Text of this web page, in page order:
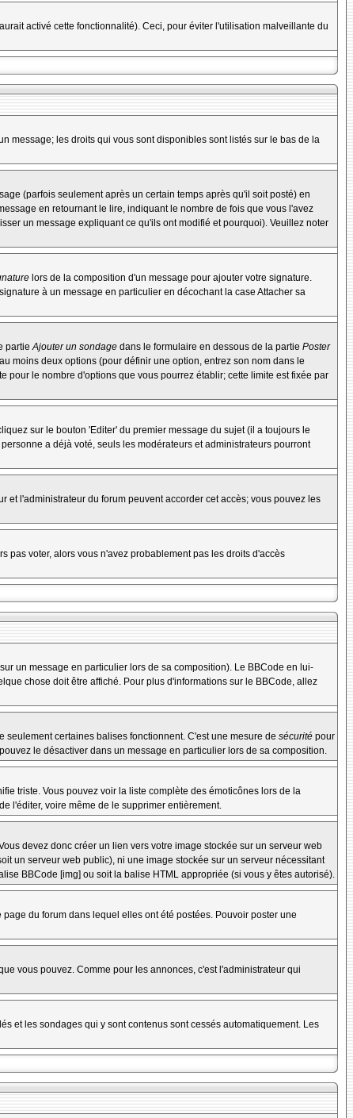
activé cette fonctionnalité). Ceci, pour éviter l'utilisation malveillante du
message; les droits qui vous sont disponibles sont listés sur le bas de la
(parfois seulement après un certain temps après qu'il soit posté) en
en retournant le lire, indiquant le nombre de fois que vous l'avez
un message expliquant ce qu'ils ont modifié et pourquoi). Veuillez noter
lors de la composition d'un message pour ajouter votre signature.
à un message en particulier en décochant la case Attacher sa
partieAjouter un sondage dans le formulaire en dessous de la partie Poster
moins deux options (pour définir une option, entrez son nom dans le
pour le nombre d'options que vous pourrez établir; cette limite est fixée par
sur le bouton 'Editer' du premier message du sujet (il a toujours le
a déjà voté, seuls les modérateurs et administrateurs pourront
et l'administrateur du forum peuvent accorder cet accès; vous pouvez les
pas voter, alors vous n'avez probablement pas les droits d'accès
un message en particulier lors de sa composition). Le BBCode en lui-
chose doit être affiché. Pour plus d'informations sur le BBCode, allez
certaines balises fonctionnent. C'est une mesure de sécurité pour
le désactiver dans un message en particulier lors de sa composition.
triste. Vous pouvez voir la liste complète des émoticônes lors de la
l'éditer, voire même de le supprimer entièrement.
devez donc créer un lien vers votre image stockée sur un serveur web
un serveur web public), ni une image stockée sur un serveur nécessitant
BBCode [img] ou soit la balise HTML appropriée (si vous y êtes autorisé).
du forum dans lequel elles ont été postées. Pouvoir poster une
vous pouvez. Comme pour les annonces, c'est l'administrateur qui
et les sondages qui y sont contenus sont cessés automatiquement. Les